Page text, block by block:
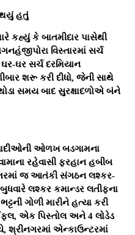
થયું હતું
કહ્યું કે બાતમીદાર પાસેથી
વિસ્તારમાં સર્ચ
ઘર સર્ચ દરમિયાન
શરૂ કરી દીધો, જેની સાથે
સમય બાદ સુરક્ષાદળોએ બંને
ઓળખ બડગામના
રહેવાસી ફરહાન હબીબ
જ આતંકી સંગઠન લશ્કર-
લશ્કર કમાન્ડર લતીફના
ગોળી મારીને હત્યા કરી
એક પિસ્તોલ અને 4 લોડેડ
એન્કાઉન્ટરમાં